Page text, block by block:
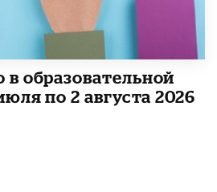
образовательной
по 2 августа 2026